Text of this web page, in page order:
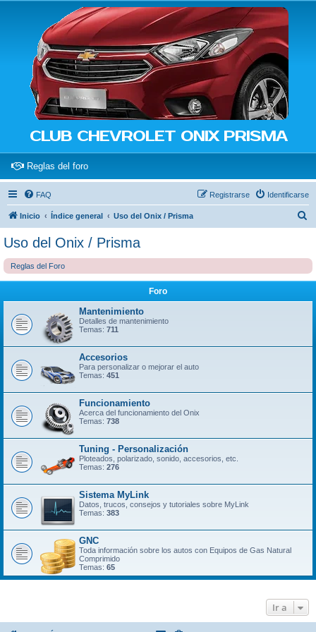
CLUB CHEVROLET ONIX PRISMA
Reglas del foro(Opens a new tab)
FAQ Identificarse
Registrarse
Inicio Índice general Uso del Onix / Prisma
a
r
Uso del Onix / Prisma
Reglas del Foro
Foro
Mantenimiento
Detalles de mantenimiento
Temas: 711
Accesorios
Para personalizar o mejorar el auto
Temas: 451
Funcionamiento
Acerca del funcionamiento del Onix
Temas: 738
Tuning - Personalización
Ploteados, polarizado, sonido, accesorios, etc.
Temas: 276
Sistema MyLink
Datos, trucos, consejos y tutoriales sobre MyLink
Temas: 383
GNC
Toda información sobre los autos con Equipos de Gas Natural
Comprimido
Temas: 65
Ir a